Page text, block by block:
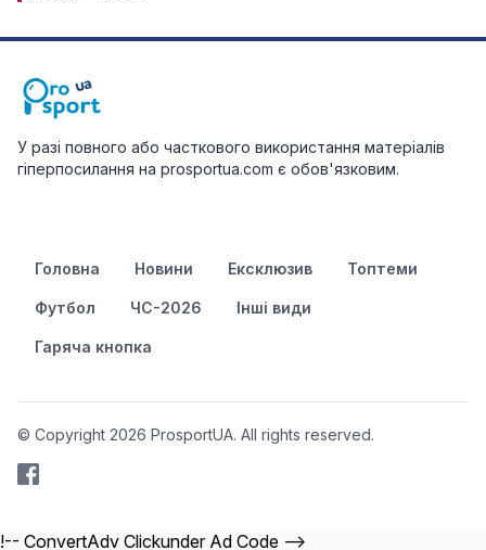
У разі повного або часткового використання матеріалів
гіперпосилання на prosportua.com є обов'язковим.
Головна Новини Ексклюзив Топтеми
Футбол ЧС-2026 Інші види
Гаряча кнопка
© Copyright 2026 ProsportUA. All rights reserved.
!-- ConvertAdv Clickunder Ad Code -->